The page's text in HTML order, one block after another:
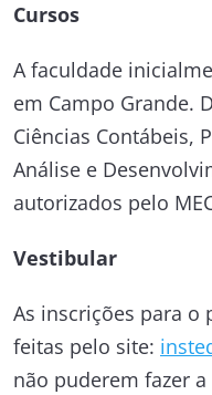
Cursos
A faculdade
em Campo Grande.
Ciências Contábeis,
Análise e
autorizados pelo
Vestibular
As inscrições para o
feitas pelo site:
não puderem fazer